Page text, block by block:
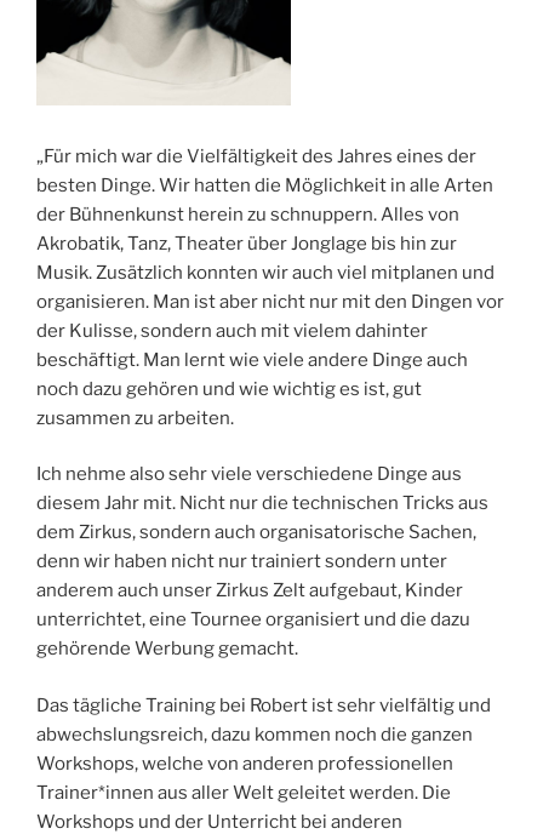
„Für mich war die Vielfältigkeit des Jahres eines der
besten Dinge. Wir hatten die Möglichkeit in alle Arten
der Bühnenkunst herein zu schnuppern. Alles von
Akrobatik, Tanz, Theater über Jonglage bis hin zur
Musik. Zusätzlich konnten wir auch viel mitplanen und
organisieren. Man ist aber nicht nur mit den Dingen vor
der Kulisse, sondern auch mit vielem dahinter
beschäftigt. Man lernt wie viele andere Dinge auch
noch dazu gehören und wie wichtig es ist, gut
zusammen zu arbeiten.
Ich nehme also sehr viele verschiedene Dinge aus
diesem Jahr mit. Nicht nur die technischen Tricks aus
dem Zirkus, sondern auch organisatorische Sachen,
denn wir haben nicht nur trainiert sondern unter
anderem auch unser Zirkus Zelt aufgebaut, Kinder
unterrichtet, eine Tournee organisiert und die dazu
gehörende Werbung gemacht.
Das tägliche Training bei Robert ist sehr vielfältig und
abwechslungsreich, dazu kommen noch die ganzen
Workshops, welche von anderen professionellen
Trainer*innen aus aller Welt geleitet werden. Die
Workshops und der Unterricht bei anderen